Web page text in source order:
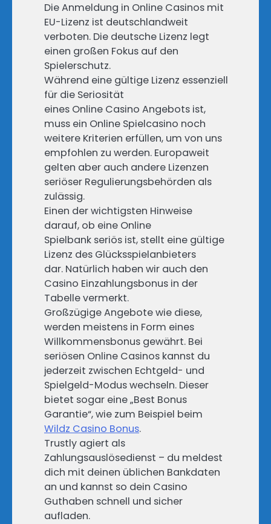
Die Anmeldung in Online Casinos mit
EU-Lizenz ist deutschlandweit
verboten. Die deutsche Lizenz legt
einen großen Fokus auf den
Spielerschutz.
Während eine gültige Lizenz essenziell
für die Seriosität
eines Online Casino Angebots ist,
muss ein Online Spielcasino noch
weitere Kriterien erfüllen, um von uns
empfohlen zu werden. Europaweit
gelten aber auch andere Lizenzen
seriöser Regulierungsbehörden als
zulässig.
Einen der wichtigsten Hinweise
darauf, ob eine Online
Spielbank seriös ist, stellt eine gültige
Lizenz des Glücksspielanbieters
dar. Natürlich haben wir auch den
Casino Einzahlungsbonus in der
Tabelle vermerkt.
Großzügige Angebote wie diese,
werden meistens in Form eines
Willkommensbonus gewährt. Bei
seriösen Online Casinos kannst du
jederzeit zwischen Echtgeld- und
Spielgeld-Modus wechseln. Dieser
bietet sogar eine „Best Bonus
Garantie“, wie zum Beispiel beim
Wildz Casino Bonus.
Trustly agiert als
Zahlungsauslösedienst – du meldest
dich mit deinen üblichen Bankdaten
an und kannst so dein Casino
Guthaben schnell und sicher
aufladen.